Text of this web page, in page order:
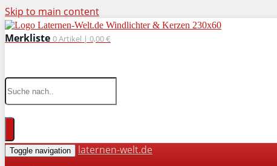
Skip to main content
Merkliste 0Artikel | 0,00 €
Toggle navigation
laternen-welt.de